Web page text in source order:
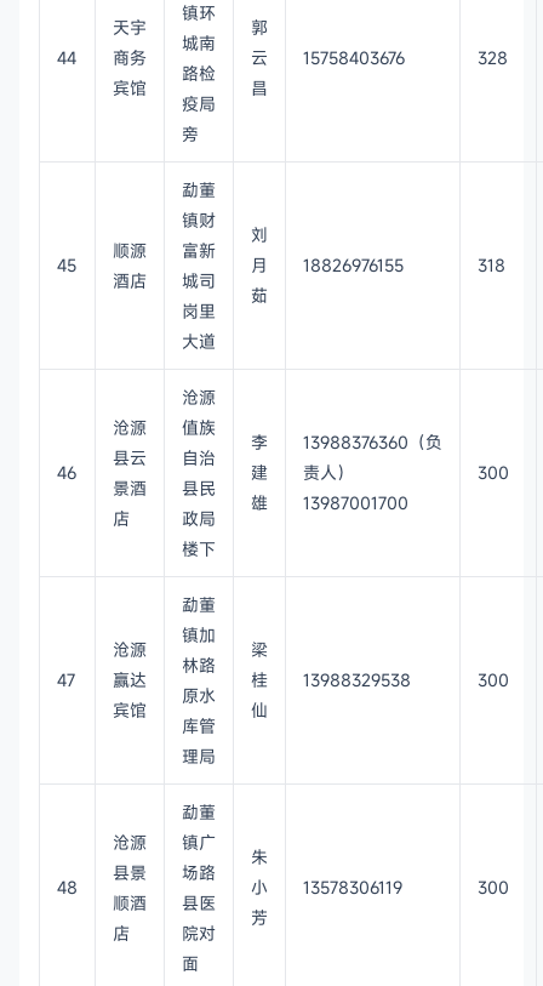
44
天宇
商务
宾馆
镇环
城南
路检
疫局
旁
郭
云
昌
15758403676 328
45
顺源
酒店
勐董
镇财
富新
城司
岗里
大道
刘
月
茹
18826976155 318
46
沧源
县云
景酒
店
沧源
值族
自治
县民
政局
楼下
李
建
雄
13988376360（负
责人）
13987001700
300
47
沧源
赢达
宾馆
勐董
镇加
林路
原水
库管
理局
梁
桂
仙
13988329538 300
48
沧源
县景
顺酒
店
勐董
镇广
场路
县医
院对
面
朱
小
芳
13578306119 300